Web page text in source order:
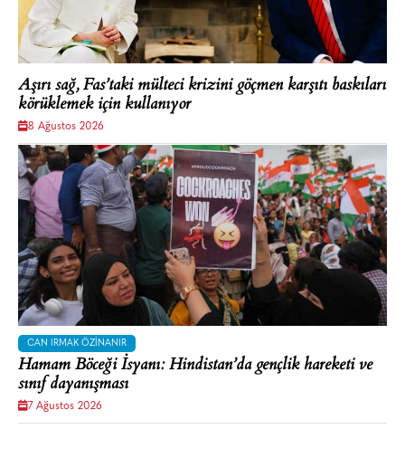
Aşırı sağ, Fas’taki mülteci krizini göçmen karşıtı baskıları
körüklemek için kullanıyor
8 Ağustos 2026
CAN IRMAK ÖZINANIR
Hamam Böceği İsyanı: Hindistan’da gençlik hareketi ve
sınıf dayanışması
7 Ağustos 2026